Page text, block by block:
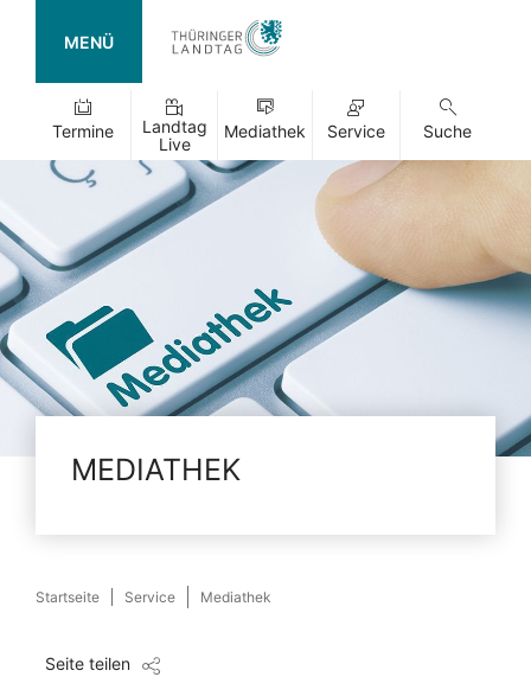
MENÜ
Termine
Landtag
Live
Mediathek Service Suche
MEDIATHEK
Startseite Service Mediathek
Seite teilen